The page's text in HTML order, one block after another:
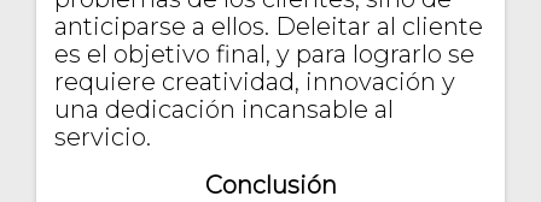
anticiparse a ellos. Deleitar al cliente
es el objetivo final, y para lograrlo se
requiere creatividad, innovación y
una dedicación incansable al
servicio.
Conclusión